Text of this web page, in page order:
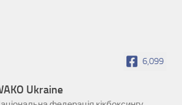
6,099
Ukraine